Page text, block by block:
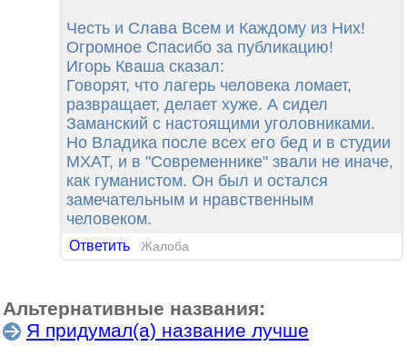
Честь и Слава Всем и Каждому из Них!
Огромное Спасибо за публикацию!
Игорь Кваша сказал:
Говорят, что лагерь человека ломает,
развращает, делает хуже. А сидел
Заманский с настоящими уголовниками.
Но Владика после всех его бед и в студии
МХАТ, и в "Современнике" звали не иначе,
как гуманистом. Он был и остался
замечательным и нравственным
человеком.
Ответить Жалоба
Альтернативные названия:
Я придумал(а) название лучше